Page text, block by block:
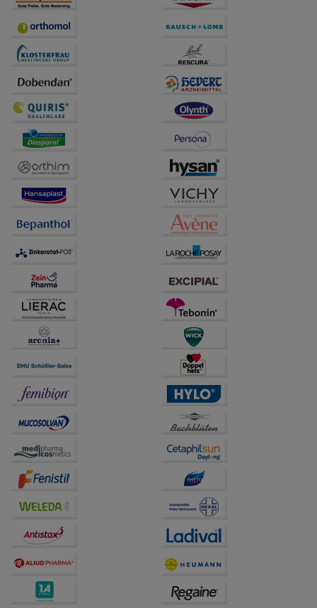
Statistik & Tracking:
Hierüber lassen sich
unserer Website sammeln, mit deren Hilfe wir unsere
Website weiter für Sie optimieren können, den Inhalt
auf unserer Website aber auch die Werbung auf
Drittseiten möglichst relevant für Sie zu gestalten.
Bitte beachten Sie, dass Daten hierfür teilweise an
Dritte wie z.B. Google oder soziale Medien